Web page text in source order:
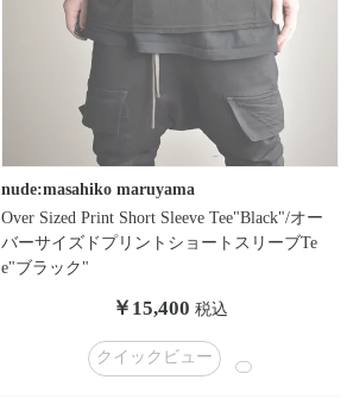
nude:masahiko maruyama
Over Sized Print Short Sleeve Tee"Black"/オー
バーサイズドプリントショートスリーブTe
e"ブラック"
￥15,400 税込
クイックビュー